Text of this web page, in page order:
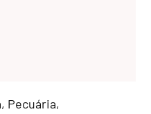
Pecuária,